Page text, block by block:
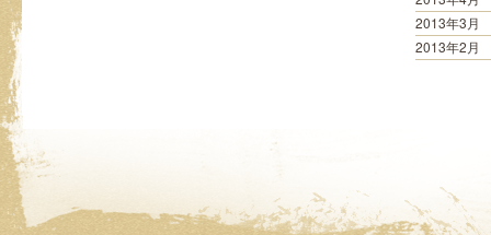
2013年3月
2013年2月